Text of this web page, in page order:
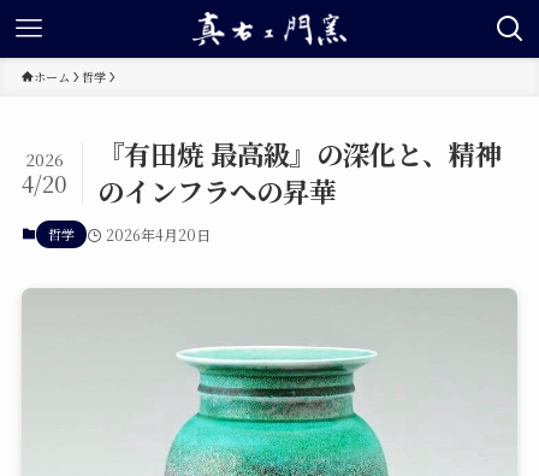
ホーム 哲学
『有田焼 最高級』の深化と、精神
のインフラへの昇華
2026
4/20
哲学 2026年4月20日